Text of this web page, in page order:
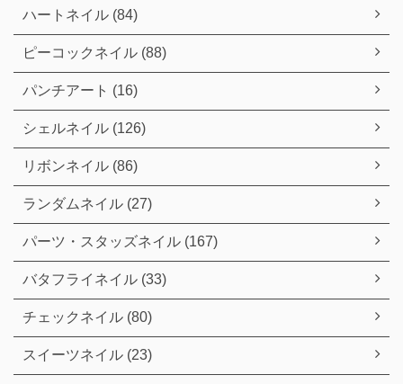
ハートネイル (84)
ピーコックネイル (88)
パンチアート (16)
シェルネイル (126)
リボンネイル (86)
ランダムネイル (27)
パーツ・スタッズネイル (167)
バタフライネイル (33)
チェックネイル (80)
スイーツネイル (23)